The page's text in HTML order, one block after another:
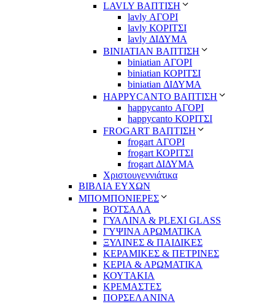
LAVLY ΒΑΠΤΙΣΗ
lavly ΑΓΟΡΙ
lavly ΚΟΡΙΤΣΙ
lavly ΔΙΔΥΜΑ
ΒΙΝΙΑΤΙΑΝ ΒΑΠΤΙΣΗ
biniatian ΑΓΟΡΙ
biniatian ΚΟΡΙΤΣΙ
biniatian ΔΙΔΥΜΑ
HAPPYCANTO ΒΑΠΤΙΣΗ
happycanto ΑΓΟΡΙ
happycanto ΚΟΡΙΤΣΙ
FROGART ΒΑΠΤΙΣΗ
frogart ΑΓΟΡΙ
frogart ΚΟΡΙΤΣΙ
frogart ΔΙΔΥΜΑ
Χριστουγεννιάτικα
ΒΙΒΛΙΑ ΕΥΧΩΝ
ΜΠΟΜΠΟΝΙΕΡΕΣ
ΒΟΤΣΑΛΑ
ΓΥΑΛΙΝΑ & PLEXI GLASS
ΓΥΨΙΝΑ ΑΡΩΜΑΤΙΚΑ
ΞΥΛΙΝΕΣ & ΠΑΙΔΙΚΕΣ
ΚΕΡΑΜΙΚΕΣ & ΠΕΤΡΙΝΕΣ
ΚΕΡΙΑ & ΑΡΩΜΑΤΙΚΑ
ΚΟΥΤΑΚΙΑ
ΚΡΕΜΑΣΤΕΣ
ΠΟΡΣΕΛΑΝΙΝΑ